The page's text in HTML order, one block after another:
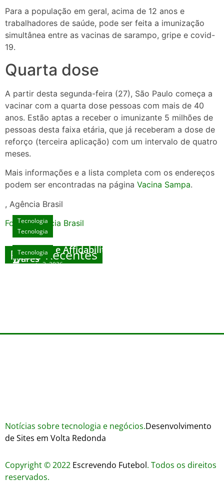
Para a população em geral, acima de 12 anos e
trabalhadores de saúde, pode ser feita a imunização
simultânea entre as vacinas de sarampo, gripe e covid-
19.
Quarta dose
A partir desta segunda-feira (27), São Paulo começa a
vacinar com a quarta dose pessoas com mais de 40
anos. Estão aptas a receber o imunizante 5 milhões de
pessoas desta faixa etária, que já receberam a dose de
reforço (terceira aplicação) com um intervalo de quatro
meses.
Mais informações e a lista completa com os endereços
podem ser encontradas na página Vacina Sampa.
, Agência Brasil
Fonte: Agencia Brasil
Posts Recentes
Tecnologia
Unlock Exclusive Rewards at The Big Dog
House
agosto 3, 2026
Tecnologia
Sicurezza e Affidabilità di Mr Nulls Wicked
Wares
Tecnologia
Tecnologia
Notícias sobre tecnologia e negócios.Desenvolvimento
de Sites em Volta Redonda
Copyright © 2022 Escrevendo Futebol. Todos os direitos
reservados.